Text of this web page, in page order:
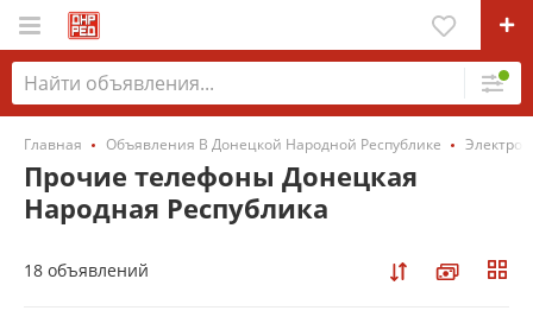
Главная Объявления В Донецкой Народной Республике
Прочие телефоны Донецкая
Народная Республика
18 объявлений